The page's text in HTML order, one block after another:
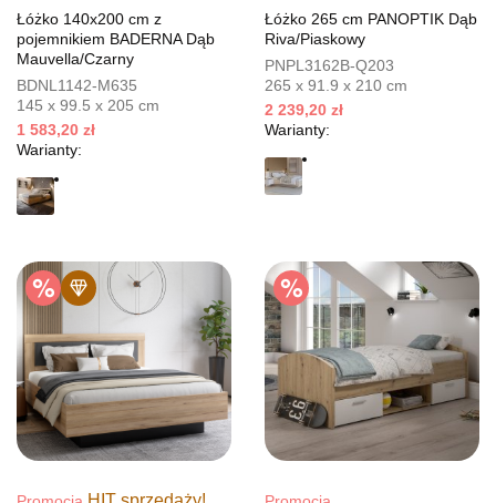
Łóżko 140x200 cm z
pojemnikiem BADERNA Dąb
Mauvella/Czarny
BDNL1142-M635
145 x 99.5 x 205 cm
1 583,20 zł
Warianty:
Łóżko 265 cm PANOPTIK Dąb
Riva/Piaskowy
PNPL3162B-Q203
265 x 91.9 x 210 cm
2 239,20 zł
Warianty: